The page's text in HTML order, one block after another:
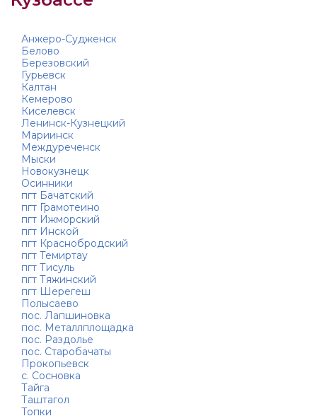
Анжеро-Судженск
Белово
Березовский
Гурьевск
Калтан
Кемерово
Киселевск
Ленинск-Кузнецкий
Мариинск
Междуреченск
Мыски
Новокузнецк
Осинники
пгт Бачатский
пгт Грамотеино
пгт Ижморский
пгт Инской
пгт Краснобродский
пгт Темиртау
пгт Тисуль
пгт Тяжинский
пгт Шерегеш
Полысаево
пос. Лапшиновка
пос. Металлплощадка
пос. Раздолье
пос. Старобачаты
Прокопьевск
с. Сосновка
Тайга
Таштагол
Топки